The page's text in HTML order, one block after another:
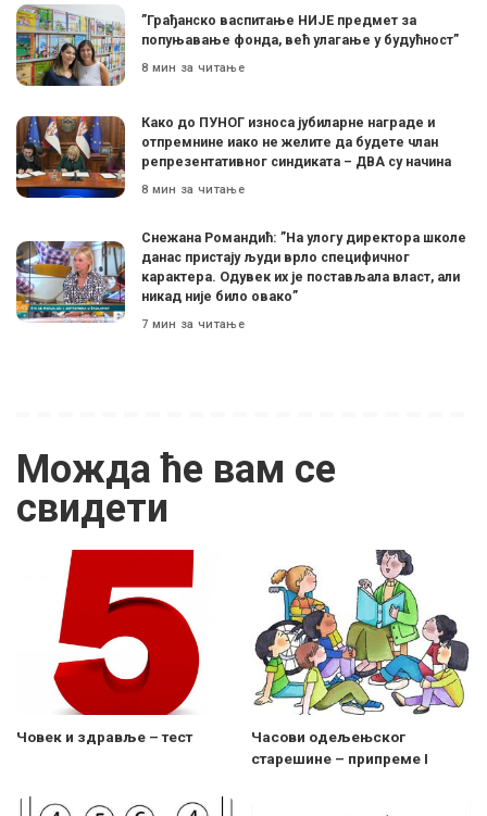
”Грађанско васпитање НИЈЕ предмет за
попуњавање фонда, већ улагање у будућност”
8 мин за читање
Како до ПУНОГ износа јубиларне награде и
отпремнине иако не желите да будете члан
репрезентативног синдиката – ДВА су начина
8 мин за читање
Снежана Романдић: ”На улогу директора школе
данас пристају људи врло специфичног
карактера. Одувек их је постављала власт, али
никад није било овако”
7 мин за читање
Можда ће вам се
свидети
Човек и здравље – тест
Часови одељењског
старешине – припреме I